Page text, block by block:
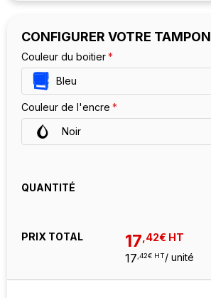
CONFIGURER VOTRE TAMPON
Couleur du boitier
Bleu
Couleur de l'encre
Noir
QUANTITÉ
PRIX TOTAL 17 ,42€ HT
17 ,42€ HT/ unité